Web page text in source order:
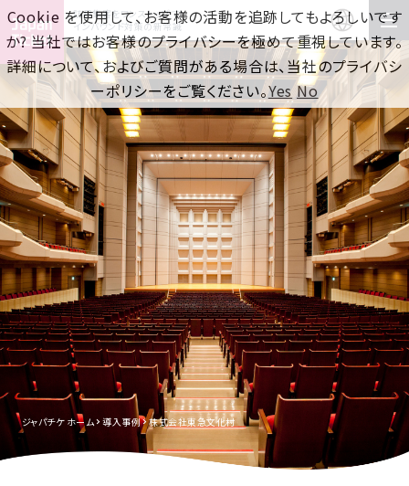
訪日集客をワンストップで！
インバウンド対策の新常識
ジャパチケ ホーム 導入事例 株式会社東急文化村
Cookie を使用して、お客様の活動を追跡してもよろしいです
か? 当社ではお客様のプライバシーを極めて重視しています。
詳細について、およびご質問がある場合は、当社のプライバシ
ーポリシーをご覧ください。Yes No